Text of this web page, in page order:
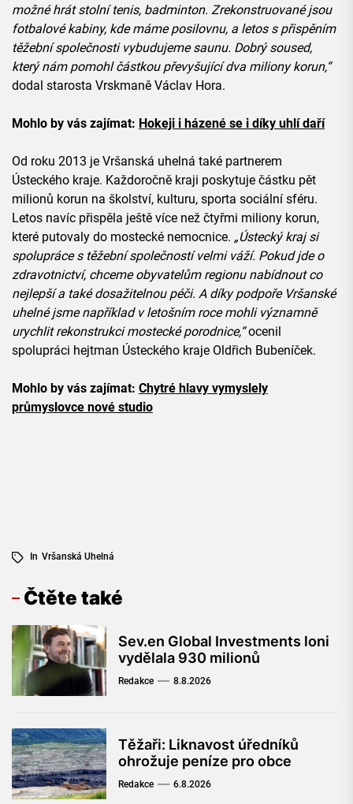
možné hrát stolní tenis, badminton. Zrekonstruované jsou
fotbalové kabiny, kde máme posilovnu, a letos s přispěním
těžební společnosti vybudujeme saunu. Dobrý soused,
který nám pomohl částkou převyšující dva miliony korun,“
dodal starosta Vrskmaně Václav Hora.
Mohlo by vás zajímat: Hokeji i házené se i díky uhlí daří
Od roku 2013 je Vršanská uhelná také partnerem
Ústeckého kraje. Každoročně kraji poskytuje částku pět
milionů korun na školství, kulturu, sporta sociální sféru.
Letos navíc přispěla ještě více než čtyřmi miliony korun,
které putovaly do mostecké nemocnice. „Ústecký kraj si
spolupráce s těžební společností velmi váží. Pokud jde o
zdravotnictví, chceme obyvatelům regionu nabídnout co
nejlepší a také dosažitelnou péči. A díky podpoře Vršanské
uhelné jsme například v letošním roce mohli významně
urychlit rekonstrukci mostecké porodnice,“ocenil
spolupráci hejtman Ústeckého kraje Oldřich Bubeníček.
Mohlo by vás zajímat: Chytré hlavy vymyslely
průmyslovce nové studio
In Vršanská Uhelná
Čtěte také
Sev.en Global Investments loni
vydělala 930 milionů
Redakce 8.8.2026
Těžaři: Liknavost úředníků
ohrožuje peníze pro obce
Redakce 6.8.2026